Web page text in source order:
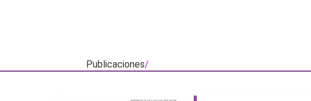
Publicaciones/